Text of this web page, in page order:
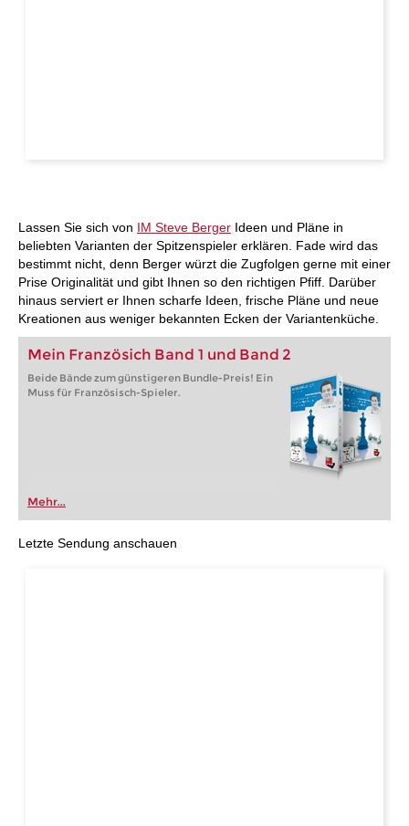
Lassen Sie sich von IM Steve Berger Ideen und Pläne in
beliebten Varianten der Spitzenspieler erklären. Fade wird das
bestimmt nicht, denn Berger würzt die Zugfolgen gerne mit einer
Prise Originalität und gibt Ihnen so den richtigen Pfiff. Darüber
hinaus serviert er Ihnen scharfe Ideen, frische Pläne und neue
Kreationen aus weniger bekannten Ecken der Variantenküche.
Mein Französich Band 1 und Band 2
Beide Bände zum günstigeren Bundle-Preis! Ein
Muss für Französisch-Spieler.
Mehr...
Letzte Sendung anschauen